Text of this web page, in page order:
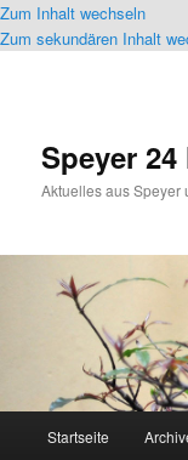
Zum Inhalt wechseln
Zum sekundären Inhalt
Speyer 24
Aktuelles aus Speyer
Startseite